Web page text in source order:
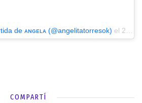
de ᴀɴɢᴇʟᴀ (@angelitatorresok) el 20 Dic, 2018 a las 10:46 PST
COMPARTÍ